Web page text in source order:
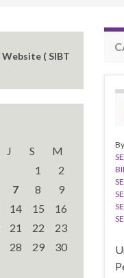
By
( SIBT
J S
M
1
2
7 8
9
14 15
16
21 22
23
28 29
30